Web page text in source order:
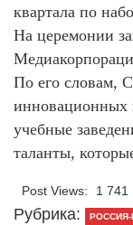
квартала по
На церемонии
По его словам,
инновационных
учебные
таланты,
Post Views: 1 741
Рубрика: РОССИЯ-